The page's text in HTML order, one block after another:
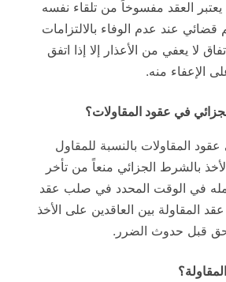
يعتبر العقد مفسوخاً من تلقاء نفسه
عند عدم الوفاء بالالتزامات
لا يعفي من الأعذار إلا إذا اتفق
الإعفاء منه.
في عقود المقاولات؟
المقاولات بالنسبة للمقاول
بالشرط الجزائي منعاً من تأخر
في الوقت المحدد في صلب عقد
المقاولة بين العاقدين على الأخذ
قبل حدوث الضرر.